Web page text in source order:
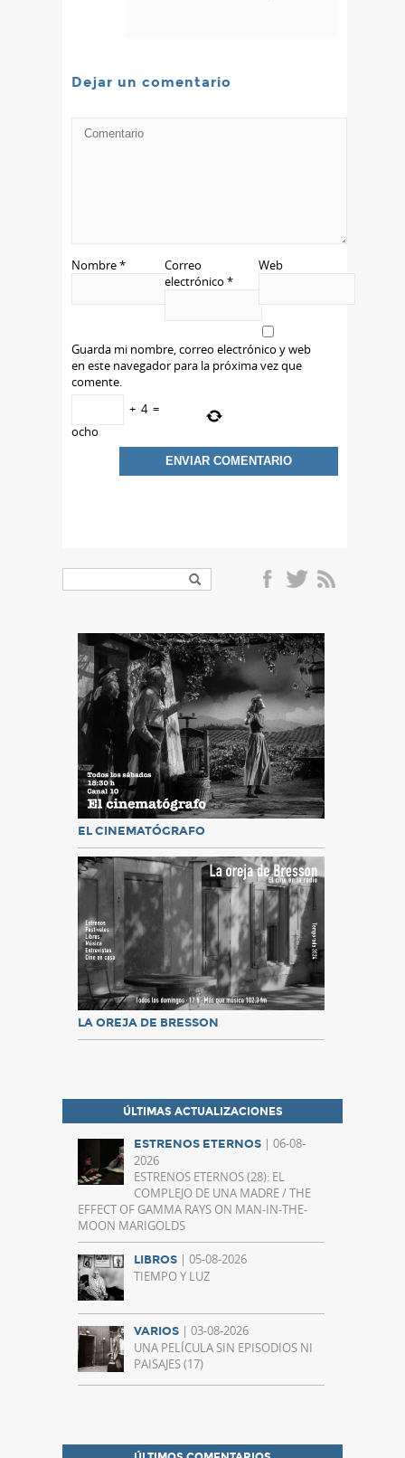
Dejar un comentario
Nombre*
Correo
electrónico*
Web
Guarda mi nombre, correo electrónico y web
en este navegador para la próxima vez que
comente.
+ 4 =
ocho
EL CINEMATÓGRAFO
LA OREJA DE BRESSON
ÚLTIMAS ACTUALIZACIONES
ESTRENOS ETERNOS | 06-08-
2026
ESTRENOS ETERNOS (28): EL
COMPLEJO DE UNA MADRE / THE
EFFECT OF GAMMA RAYS ON MAN-IN-THE-
MOON MARIGOLDS
LIBROS | 05-08-2026
TIEMPO Y LUZ
VARIOS | 03-08-2026
UNA PELÍCULA SIN EPISODIOS NI
PAISAJES (17)